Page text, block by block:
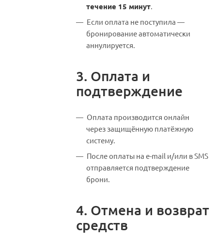
течение 15 минут.
Если оплата не поступила —
бронирование автоматически
аннулируется.
3. Оплата и
подтверждение
Оплата производится онлайн
через защищённую платёжную
систему.
После оплаты на e-mail и/или в SMS
отправляется подтверждение
брони.
4. Отмена и возврат
средств